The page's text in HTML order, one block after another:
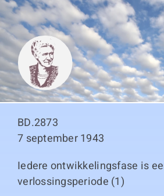
Skip
to
content
Algemeen
Thema boeken
BD.2873
7 september 1943
Iedere ontwikkelingsfase is
verlossingsperiode (1)